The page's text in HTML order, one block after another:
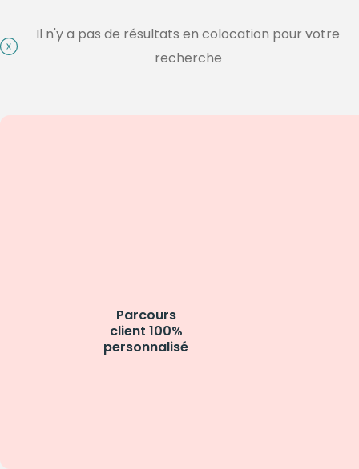
Il n'y a pas de résultats en colocation pour votre
recherche
Parcours
client 100%
personnalisé